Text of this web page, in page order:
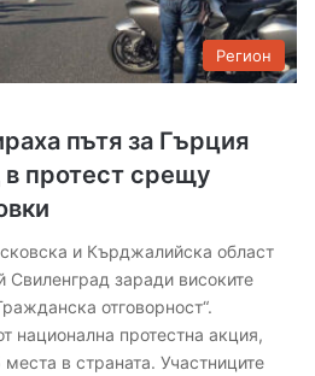
Регион
пътя за Гърция
протест срещу
и Кърджалийска област
Свиленград заради високите
отговорност“.
национална протестна акция,
в страната. Участниците